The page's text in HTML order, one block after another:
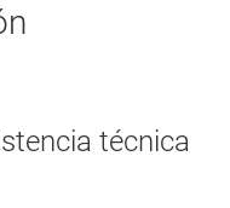
técnica